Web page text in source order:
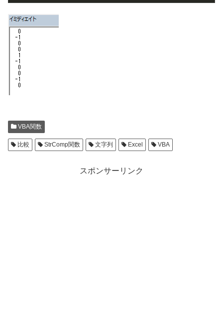
VBA関数
比較 StrComp関数 文字列 Excel VBA
スポンサーリンク